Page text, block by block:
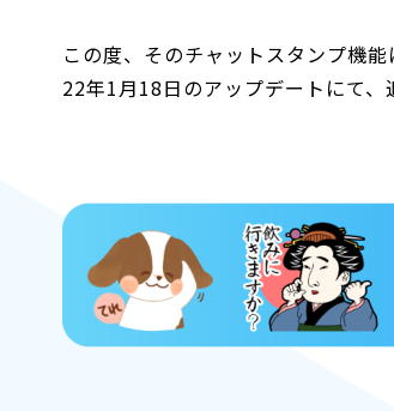
この度、そのチャットスタンプ機
22年1月18日のアップデートにて、